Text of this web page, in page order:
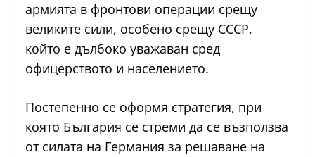
армията в фронтови операции срещу
великите сили, особено срещу СССР,
който е дълбоко уважаван сред
офицерството и населението.
Постепенно се оформя стратегия, при
която България се стреми да се възползва
от силата на Германия за решаване на